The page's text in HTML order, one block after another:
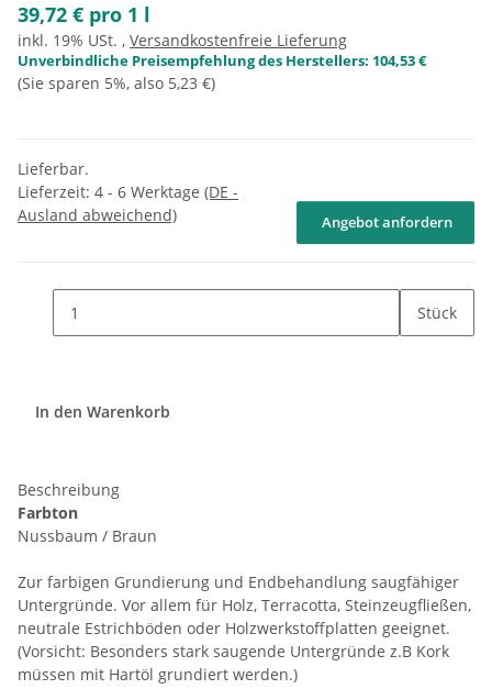
39,72 € pro 1 l
inkl. 19% USt. , Versandkostenfreie Lieferung
Unverbindliche Preisempfehlung des Herstellers: 104,53 €
(Sie sparen 5%, also 5,23 €)
Lieferbar.
Lieferzeit: 4 - 6 Werktage (DE -
Ausland abweichend)
Angebot anfordern
Stück
In den Warenkorb
Beschreibung
Farbton
Nussbaum / Braun
Zur farbigen Grundierung und Endbehandlung saugfähiger
Untergründe. Vor allem für Holz, Terracotta, Steinzeugfließen,
neutrale Estrichböden oder Holzwerkstoffplatten geeignet.
(Vorsicht: Besonders stark saugende Untergründe z.B Kork
müssen mit Hartöl grundiert werden.)